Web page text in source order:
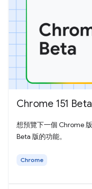
Chrome 151
想預覽下一個 Chrome
Beta 版的功能。
Chrome